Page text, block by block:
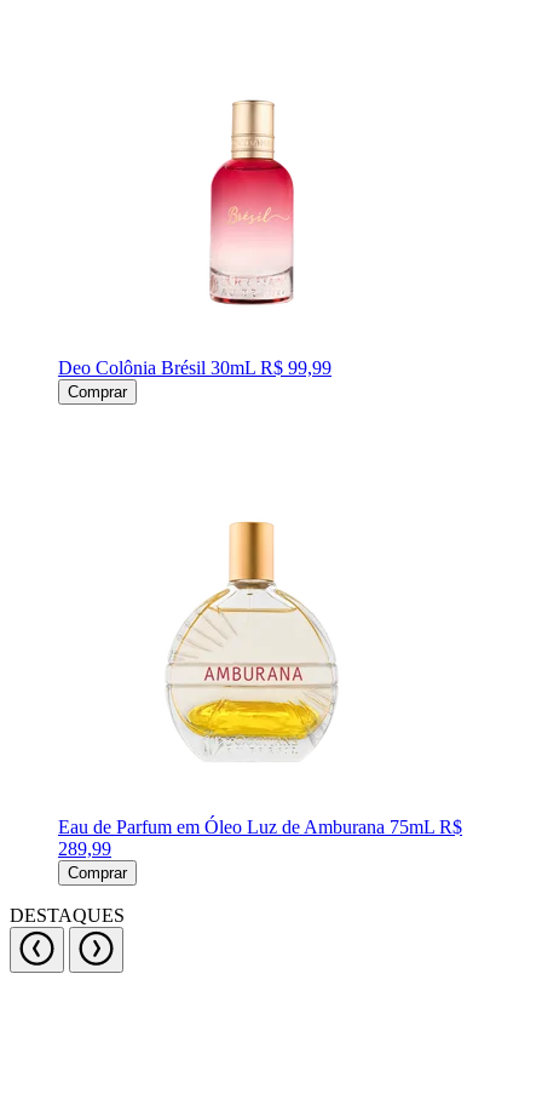
Deo Colônia Brésil 30mL R$ 99,99
Comprar
Eau de Parfum em Óleo Luz de Amburana 75mL R$
289,99
Comprar
DESTAQUES